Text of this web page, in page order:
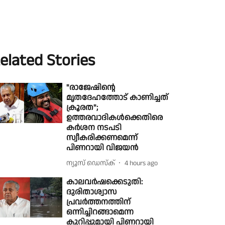
Stories
"രാജേഷിൻ്റെ
മൃതദേഹത്തോട് കാണിച്ചത്
ക്രൂരത";
ഉത്തരവാദികൾക്കെതിരെ
കർശന നടപടി
സ്വീകരിക്കണമെന്ന്
പിണറായി വിജയൻ
ന്യൂസ് ഡെസ്ക് 4 hours ago
കാലവർഷക്കെടുതി:
ദുരിതാശ്വാസ
പ്രവർത്തനത്തിന്
ഒന്നിച്ചിറങ്ങാമെന്ന
കുറിപ്പുമായി പിണറായി